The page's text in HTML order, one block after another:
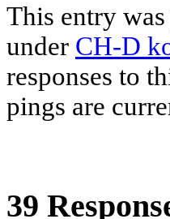
This entry
under CH-D
responses to
pings are
39